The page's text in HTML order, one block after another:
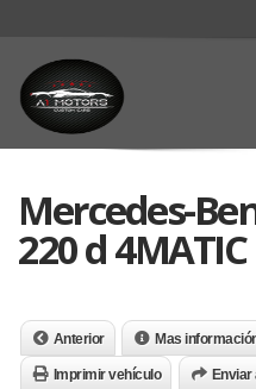
Mercedes-
220 d 4MATIC
Anterior Mas
Imprimir vehículo Enviar